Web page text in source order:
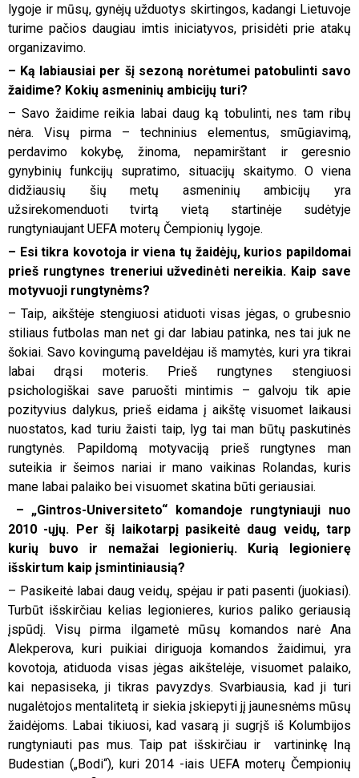
lygoje ir mūsų, gynėjų užduotys skirtingos, kadangi Lietuvoje
turime pačios daugiau imtis iniciatyvos, prisidėti prie atakų
organizavimo.
– Ką labiausiai per šį sezoną norėtumei patobulinti savo
žaidime? Kokių asmeninių ambicijų turi?
– Savo žaidime reikia labai daug ką tobulinti, nes tam ribų
nėra. Visų pirma – techninius elementus, smūgiavimą,
perdavimo kokybę, žinoma, nepamirštant ir geresnio
gynybinių funkcijų supratimo, situacijų skaitymo. O viena
didžiausių šių metų asmeninių ambicijų yra
užsirekomenduoti tvirtą vietą startinėje sudėtyje
rungtyniaujant UEFA moterų Čempionių lygoje.
– Esi tikra kovotoja ir viena tų žaidėjų, kurios papildomai
prieš rungtynes treneriui užvedinėti nereikia. Kaip save
motyvuoji rungtynėms?
– Taip, aikštėje stengiuosi atiduoti visas jėgas, o grubesnio
stiliaus futbolas man net gi dar labiau patinka, nes tai juk ne
šokiai. Savo kovingumą paveldėjau iš mamytės, kuri yra tikrai
labai drąsi moteris. Prieš rungtynes stengiuosi
psichologiškai save paruošti mintimis – galvoju tik apie
pozityvius dalykus, prieš eidama į aikštę visuomet laikausi
nuostatos, kad turiu žaisti taip, lyg tai man būtų paskutinės
rungtynės. Papildomą motyvaciją prieš rungtynes man
suteikia ir šeimos nariai ir mano vaikinas Rolandas, kuris
mane labai palaiko bei visuomet skatina būti geriausiai.
– „Gintros-Universiteto“ komandoje rungtyniauji nuo
2010 -ųjų. Per šį laikotarpį pasikeitė daug veidų, tarp
kurių buvo ir nemažai legionierių. Kurią legionierę
išskirtum kaip įsmintiniausią?
– Pasikeitė labai daug veidų, spėjau ir pati pasenti (juokiasi).
Turbūt išskirčiau kelias legionieres, kurios paliko geriausią
įspūdį. Visų pirma ilgametė mūsų komandos narė Ana
Alekperova, kuri puikiai diriguoja komandos žaidimui, yra
kovotoja, atiduoda visas jėgas aikštelėje, visuomet palaiko,
kai nepasiseka, ji tikras pavyzdys. Svarbiausia, kad ji turi
nugalėtojos mentalitetą ir siekia įskiepyti jį jaunesnėms mūsų
žaidėjoms. Labai tikiuosi, kad vasarą ji sugrįš iš Kolumbijos
rungtyniauti pas mus. Taip pat išskirčiau ir vartininkę Iną
Budestian („Bodi“), kuri 2014 -iais UEFA moterų Čempionių